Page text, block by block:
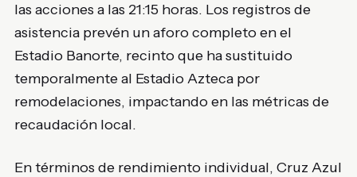
las acciones a las 21:15 horas. Los registros de
asistencia prevén un aforo completo en el
Estadio Banorte, recinto que ha sustituido
temporalmente al Estadio Azteca por
remodelaciones, impactando en las métricas de
recaudación local.
En términos de rendimiento individual, Cruz Azul